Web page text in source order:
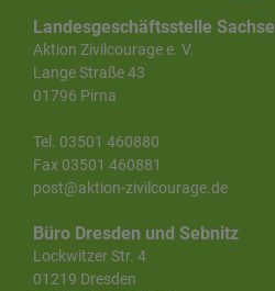
Landesgeschäftsstelle
Aktion Zivilcourage e. V.
Lange Straße 43
01796 Pirna
Tel. 03501 460880
Fax 03501 460881
post@aktion-zivilcourage.de
Büro Dresden und Sebnitz
Lockwitzer Str. 4
01219 Dresden